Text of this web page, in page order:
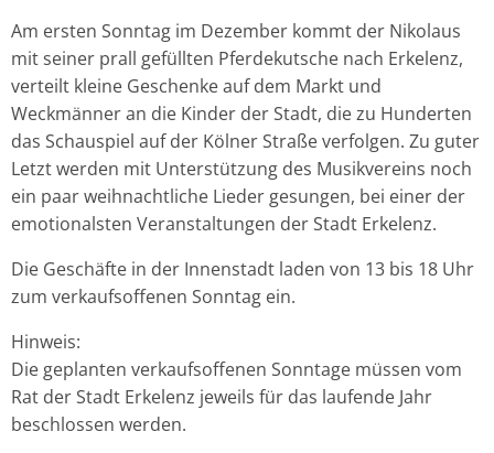
Am ersten Sonntag im Dezember kommt der Nikolaus
mit seiner prall gefüllten Pferdekutsche nach Erkelenz,
verteilt kleine Geschenke auf dem Markt und
Weckmänner an die Kinder der Stadt, die zu Hunderten
das Schauspiel auf der Kölner Straße verfolgen. Zu guter
Letzt werden mit Unterstützung des Musikvereins noch
ein paar weihnachtliche Lieder gesungen, bei einer der
emotionalsten Veranstaltungen der Stadt Erkelenz.
Die Geschäfte in der Innenstadt laden von 13 bis 18 Uhr
zum verkaufsoffenen Sonntag ein.
Hinweis:
Die geplanten verkaufsoffenen Sonntage müssen vom
Rat der Stadt Erkelenz jeweils für das laufende Jahr
beschlossen werden.